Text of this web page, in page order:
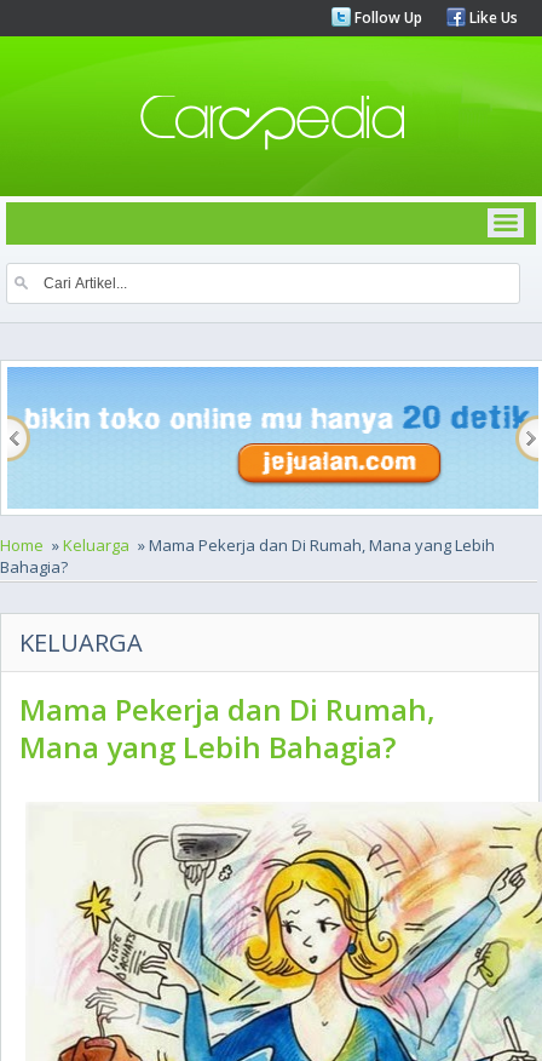
Follow Up Like Us
Home »Keluarga » Mama Pekerja dan Di Rumah, Mana yang Lebih
Bahagia?
KELUARGA
Mama Pekerja dan Di Rumah,
Mana yang Lebih Bahagia?